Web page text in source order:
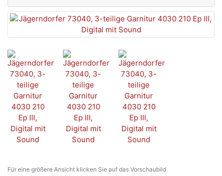
Für eine größere Ansicht klicken Sie auf das Vorschaubild